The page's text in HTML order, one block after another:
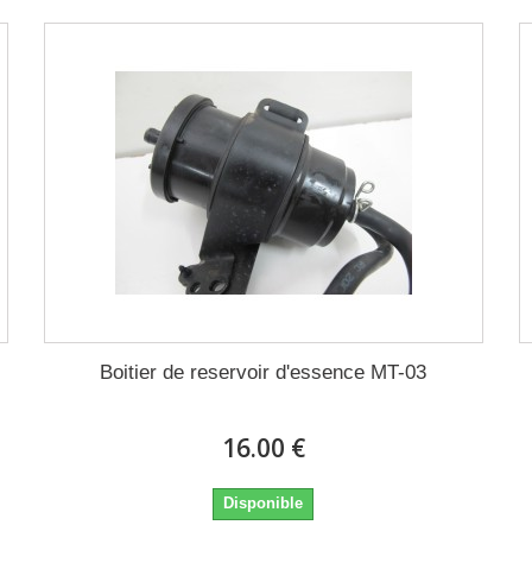
Boitier de reservoir d'essence MT-03
16.00 €
Disponible